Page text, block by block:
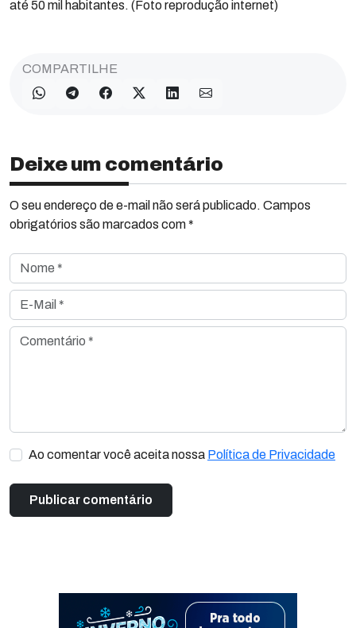
até 50 mil habitantes. (Foto reprodução internet)
COMPARTILHE
Deixe um comentário
O seu endereço de e-mail não será publicado. Campos
obrigatórios são marcados com *
Nome *
E-Mail *
Comentário *
Ao comentar você aceita nossa Política de Privacidade